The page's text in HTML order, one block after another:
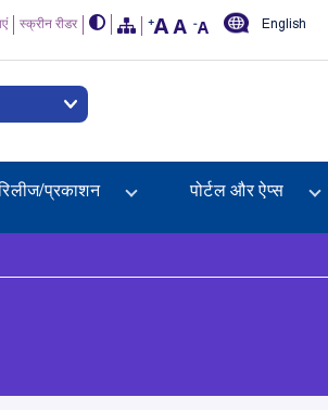
स्क्रीन रीडर English
प्रकाशन पोर्टल और ऐप्स